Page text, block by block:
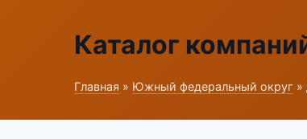
Каталог
Главная » Южный федеральный округ »